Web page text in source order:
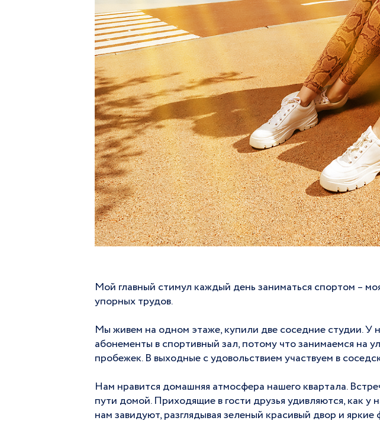
Мой главный стимул каждый день заниматься спортом –
упорных трудов.
Мы живем на одном этаже, купили две соседние студии. У
абонементы в спортивный зал, потому что занимаемся
пробежек. В выходные с удовольствием участвуем в
Нам нравится домашняя атмосфера нашего квартала.
пути домой. Приходящие в гости друзья удивляются, как
нам завидуют, разглядывая зеленый красивый двор и яркие